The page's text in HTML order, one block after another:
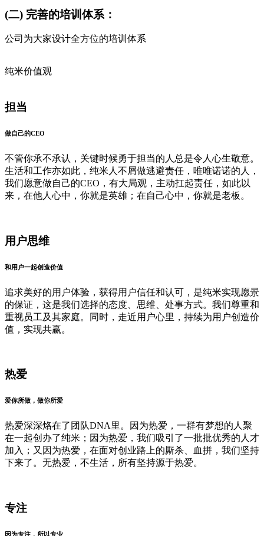
(二) 完善的培训体系：
公司为大家设计全方位的培训体系
纯米价值观
担当
做自己的CEO
不管你承不承认，关键时候勇于担当的人总是令人心生敬意。
生活和工作亦如此，纯米人不屑做逃避责任，唯唯诺诺的人，
我们愿意做自己的CEO，有大局观，主动扛起责任，如此以
来，在他人心中，你就是英雄；在自己心中，你就是老板。
用户思维
和用户一起创造价值
追求美好的用户体验，获得用户信任和认可，是纯米实现愿景
的保证，这是我们选择的态度、思维、处事方式。我们尊重和
重视员工及其家庭。同时，走近用户心里，持续为用户创造价
值，实现共赢。
热爱
爱你所做，做你所爱
热爱深深烙在了团队DNA里。因为热爱，一群有梦想的人聚
在一起创办了纯米；因为热爱，我们吸引了一批批优秀的人才
加入；又因为热爱，在面对创业路上的厮杀、血拼，我们坚持
下来了。无热爱，不生活，所有坚持源于热爱。
专注
因为专注，所以专业